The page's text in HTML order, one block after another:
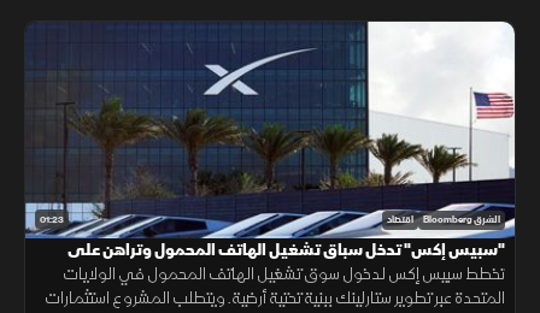
01:23 الشرق Bloomberg اقتصاد
"سبيس إكس" تدخل سباق تشغيل الهاتف المحمول وتراهن على
"ستارلينك"
تخطط سبيس إكس لدخول سوق تشغيل الهاتف المحمول في الولايات
المتحدة عبر تطوير ستارلينك ببنية تحتية أرضية. ويتطلب المشروع استثمارات